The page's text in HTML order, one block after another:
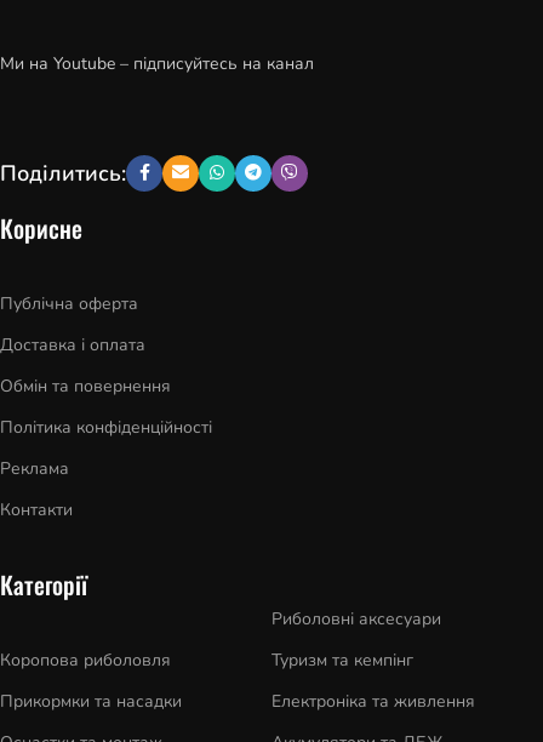
Ми на Youtube – підписуйтесь на канал
Поділитись:
Корисне
Публічна оферта
Доставка і оплата
Обмін та повернення
Політика конфіденційності
Реклама
Контакти
Категорії
Коропова риболовля
Прикормки та насадки
Риболовні аксесуари
Туризм та кемпінг
Електроніка та живлення